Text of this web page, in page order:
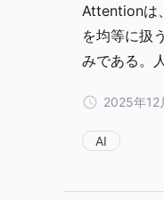
Attentionは
を均等に扱
みである。
2025年12
AI